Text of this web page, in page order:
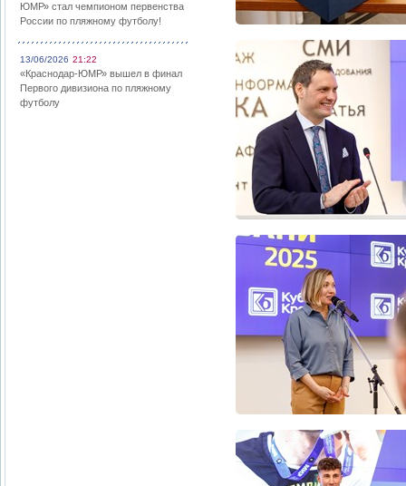
ЮМР» стал чемпионом первенства
России по пляжному футболу!
13/06/2026 21:22
«Краснодар-ЮМР» вышел в финал
Первого дивизиона по пляжному
футболу